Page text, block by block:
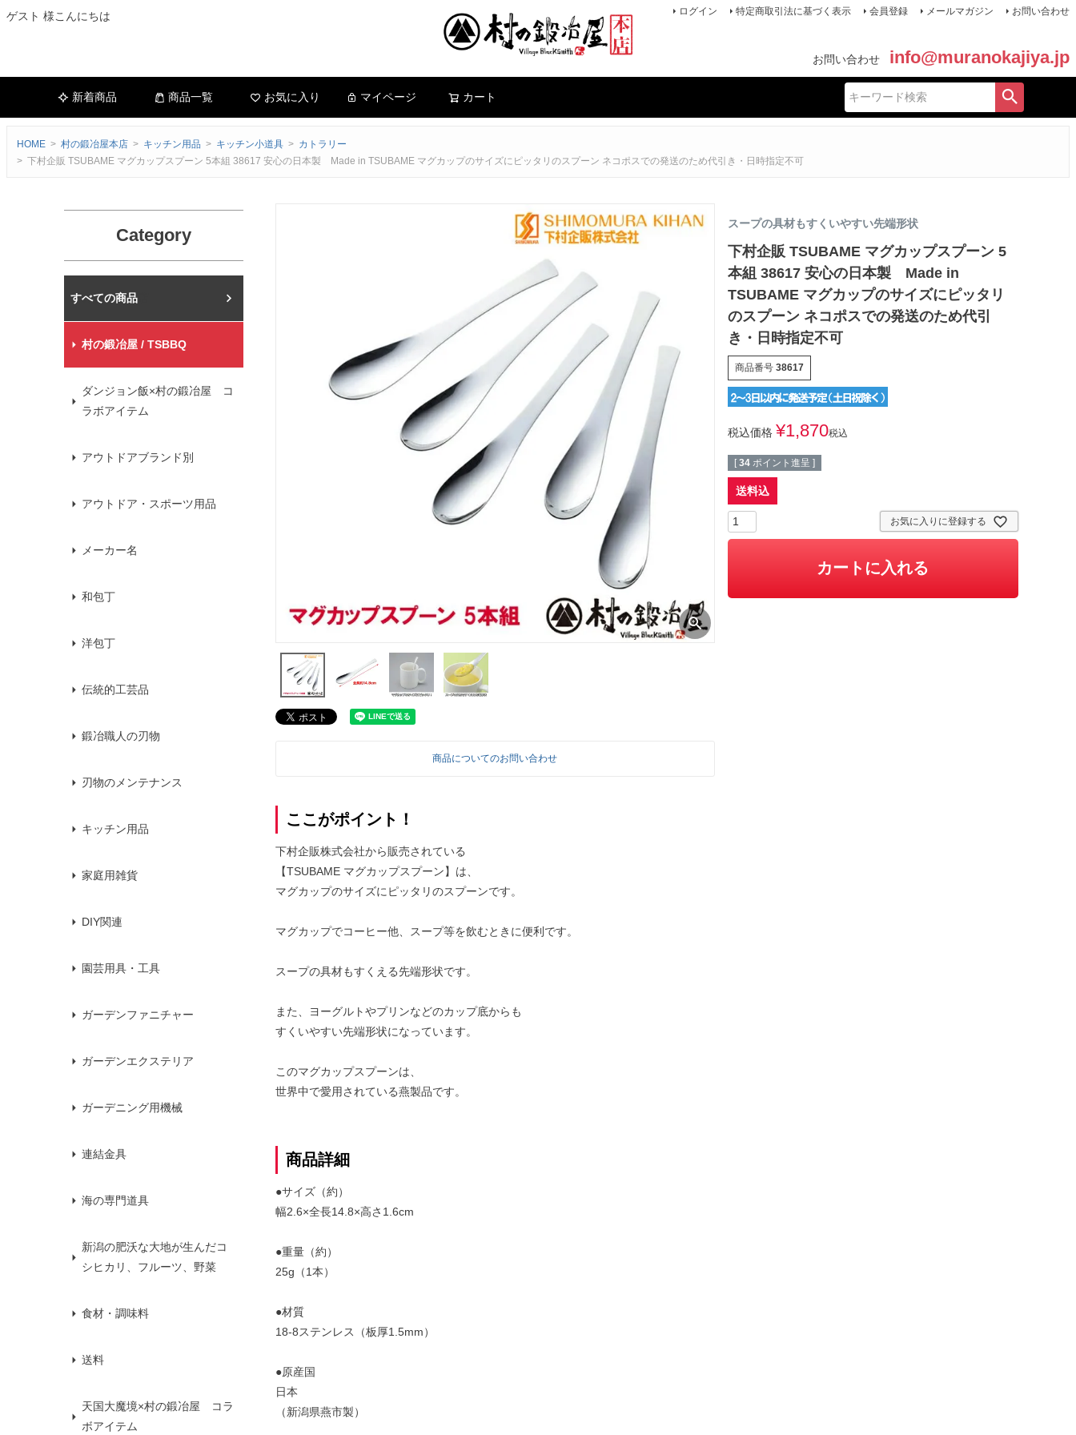
ゲスト 様こんにちは ログイン 特定商取引法に基づく表示 会員登録 メールマガジン お問い合わせ
お問い合わせ info@muranokajiya.jp
新着商品 商品一覧 お気に入り マイページ カート
HOME 村の鍛冶屋本店 キッチン用品 キッチン小道具
カトラリー
下村企販 TSUBAME マグカップスプーン 5本組 38617 安心の日本製 Made in TSUBAME マグカップのサイズにピッタリのスプーン ネコポスでの発送のため代引き・日時指定不可
Category
村の鍛冶屋本店
村の鍛冶屋 / TSBBQ
ダンジョン飯×村の鍛冶屋 コ
ラボアイテム
アウトドアブランド別
アウトドア・スポーツ用品
メーカー名
和包丁
洋包丁
伝統的工芸品
鍛冶職人の刃物
刃物のメンテナンス
キッチン用品
家庭用雑貨
DIY関連
園芸用具・工具
ガーデンファニチャー
ガーデンエクステリア
ガーデニング用機械
連結金具
海の専門道具
新潟の肥沃な大地が生んだコ
シヒカリ、フルーツ、野菜
食材・調味料
送料
天国大魔境×村の鍛冶屋 コラ
ボアイテム
商品についてのお問い合わせ
スープの具材もすくいやすい先端形状
下村企販 TSUBAME マグカップスプーン 5
本組 38617 安心の日本製 Made in
TSUBAME マグカップのサイズにピッタリ
のスプーン ネコポスでの発送のため代引
き・日時指定不可
商品番号 38617
税込価格 ¥1,870税込
[ 34 ポイント進呈 ]
送料込
お気に入りに登録する
カートに入れる
ここがポイント！
下村企販株式会社から販売されている
【TSUBAME マグカップスプーン】は、
マグカップのサイズにピッタリのスプーンです。
マグカップでコーヒー他、スープ等を飲むときに便利です。
スープの具材もすくえる先端形状です。
また、ヨーグルトやプリンなどのカップ底からも
すくいやすい先端形状になっています。
このマグカップスプーンは、
世界中で愛用されている燕製品です。
商品詳細
●サイズ（約）
幅2.6×全長14.8×高さ1.6cm
●重量（約）
25g（1本）
●材質
18-8ステンレス（板厚1.5mm）
●原産国
日本
（新潟県燕市製）